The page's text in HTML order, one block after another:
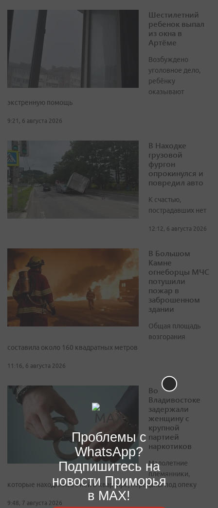
Шестилетний
ребенок выпал
из окна в
Артёме
Возбуждено
уголовное дело,
ребёнку
оказывают
экстренную помощь
9:21, 6 августа 2026
В Находке
грузовой
фургон
опрокинулся и
повредил авто
К счастью,
пострадавших нет
12:12, 6 августа 2026
В Большом
Камне
огнеборцы МЧС
потушили
пожар в
заброшенном
здании
Общая площадь
возгорания
составила около 160 квадратных метров
11:16, 6 августа 2026
Во
Владивостоке
задержали
женщину с
крупной
партией
наркотиков
Малолетние
племянники,
которые находились с ней в квартире, переданы под опеку
9:48, 7 августа 2026
Проблемы с
WhatsApp?
Подпишитесь на
новости Приморья
в MAX!